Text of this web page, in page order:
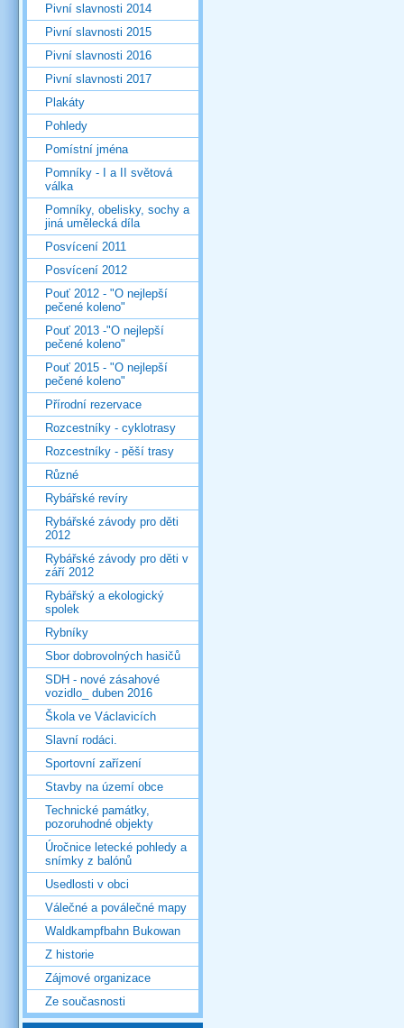
Pivní slavnosti 2014
Pivní slavnosti 2015
Pivní slavnosti 2016
Pivní slavnosti 2017
Plakáty
Pohledy
Pomístní jména
Pomníky - I a II světová
válka
Pomníky, obelisky, sochy a
jiná umělecká díla
Posvícení 2011
Posvícení 2012
Pouť 2012 - "O nejlepší
pečené koleno"
Pouť 2013 -"O nejlepší
pečené koleno"
Pouť 2015 - "O nejlepší
pečené koleno"
Přírodní rezervace
Rozcestníky - cyklotrasy
Rozcestníky - pěší trasy
Různé
Rybářské revíry
Rybářské závody pro děti
2012
Rybářské závody pro děti v
září 2012
Rybářský a ekologický
spolek
Rybníky
Sbor dobrovolných hasičů
SDH - nové zásahové
vozidlo_ duben 2016
Škola ve Václavicích
Slavní rodáci.
Sportovní zařízení
Stavby na území obce
Technické památky,
pozoruhodné objekty
Úročnice letecké pohledy a
snímky z balónů
Usedlosti v obci
Válečné a poválečné mapy
Waldkampfbahn Bukowan
Z historie
Zájmové organizace
Ze současnosti